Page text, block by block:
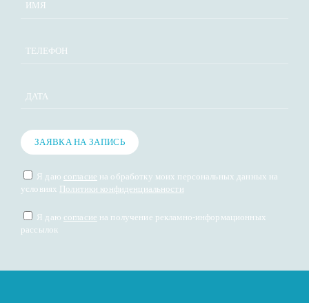
ДАТА
ЗАЯВКА НА ЗАПИСЬ
Я даю согласие на обработку моих персональных данных на
условиях Политики конфиденциальности
Я даю согласие на получение рекламно-информационных
рассылок